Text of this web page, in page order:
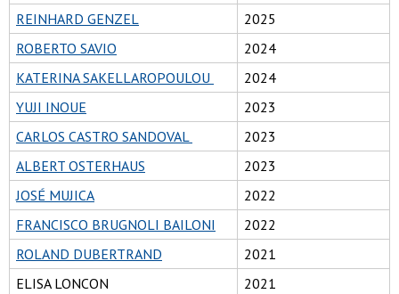
REINHARD GENZEL
2025
ROBERTO SAVIO
2024
KATERINA SAKELLAROPOULOU
2024
YUJI INOUE
2023
CARLOS CASTRO SANDOVAL
2023
ALBERT OSTERHAUS
2023
JOSÉ MUJICA
2022
FRANCISCO BRUGNOLI BAILONI
2022
ROLAND DUBERTRAND
2021
ELISA LONCON
2021